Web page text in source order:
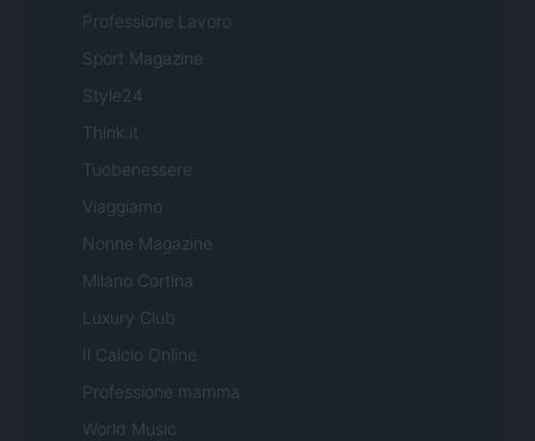
Professione Lavoro
Sport Magazine
Style24
Think.it
Tuobenessere
Viaggiamo
Nonne Magazine
Milano Cortina
Luxury Club
Il Calcio Online
Professione mamma
World Music